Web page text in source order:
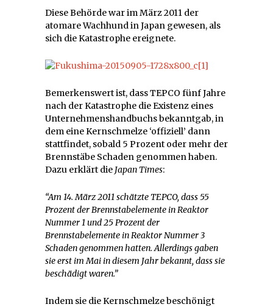
Diese Behörde war im März 2011 der
atomare Wachhund in Japan gewesen, als
sich die Katastrophe ereignete.
Bemerkenswert ist, dass TEPCO fünf Jahre
nach der Katastrophe die Existenz eines
Unternehmenshandbuchs bekanntgab, in
dem eine Kernschmelze ‘offiziell’ dann
stattfindet, sobald 5 Prozent oder mehr der
Brennstäbe Schaden genommen haben.
Dazu erklärt die Japan Times:
“Am 14. März 2011 schätzte TEPCO, dass 55
Prozent der Brennstabelemente in Reaktor
Nummer 1 und 25 Prozent der
Brennstabelemente in Reaktor Nummer 3
Schaden genommen hatten. Allerdings gaben
sie erst im Mai in diesem Jahr bekannt, dass sie
beschädigt waren.”
Indem sie die Kernschmelze beschönigt